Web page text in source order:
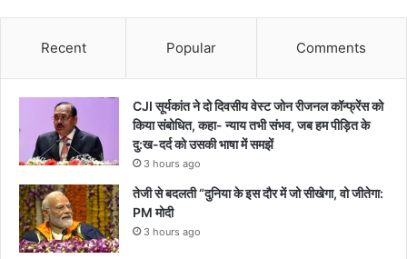
Recent Popular Comments
CJI सूर्यकांत ने दो दिवसीय वेस्ट जोन रीजनल कॉन्फ्रेंस को
किया संबोधित, कहा- न्याय तभी संभव, जब हम पीड़ित के
दु:ख-दर्द को उसकी भाषा में समझें
3 hours ago
तेजी से बदलती “दुनिया के इस दौर में जो सीखेगा, वो जीतेगा:
PM मोदी
3 hours ago